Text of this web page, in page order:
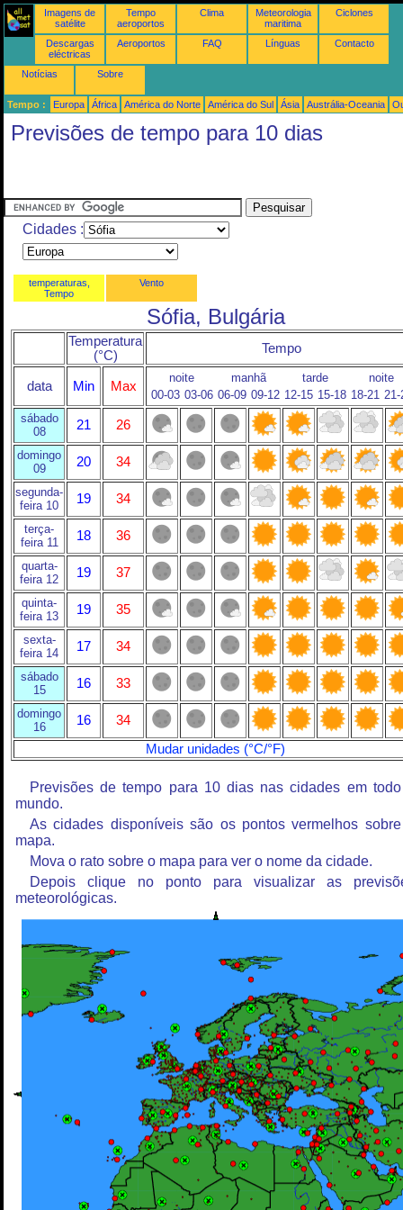
Imagens de
satélite
Tempo
aeroportos
Clima
Meteorologia
maritima
Ciclones
Descargas
eléctricas
Aeroportos FAQ Línguas Contacto
Notícias Sobre
Tempo : Europa África América do Norte América do Sul Ásia Austrália-Oceania
Previsões de tempo para 10 dias
Cidades :
temperaturas,
Tempo
Vento
Sófia, Bulgária
Temperatura
(°C)
Tempo
data Min Max
noite manhã tarde
noite
00-03 03-06 06-09 09-12 12-15 15-18 18-21 21-
sábado
08
21 26
domingo
09
20 34
segunda-
feira 10
19 34
terça-
feira 11
18 36
quarta-
feira 12
19 37
quinta-
feira 13
19 35
sexta-
feira 14
17 34
sábado
15
16 33
domingo
16
16
34
Mudar unidades (°C/°F)
Previsões de tempo para 10 dias nas cidades em
mundo.
As cidades disponíveis são os pontos vermelhos
mapa.
Mova o rato sobre o mapa para ver o nome da cidade.
Depois clique no ponto para visualizar as
meteorológicas.